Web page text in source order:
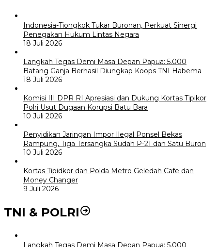
Indonesia-Tiongkok Tukar Buronan, Perkuat Sinergi
Penegakan Hukum Lintas Negara
18 Juli 2026
Langkah Tegas Demi Masa Depan Papua: 5.000
Batang Ganja Berhasil Diungkap Koops TNI Habema
18 Juli 2026
Komisi III DPR RI Apresiasi dan Dukung Kortas Tipikor
Polri Usut Dugaan Korupsi Batu Bara
10 Juli 2026
Penyidikan Jaringan Impor Ilegal Ponsel Bekas
Rampung, Tiga Tersangka Sudah P-21 dan Satu Buron
10 Juli 2026
Kortas Tipidkor dan Polda Metro Geledah Cafe dan
Money Changer
9 Juli 2026
TNI & POLRI
Langkah Tegas Demi Masa Depan Papua: 5.000